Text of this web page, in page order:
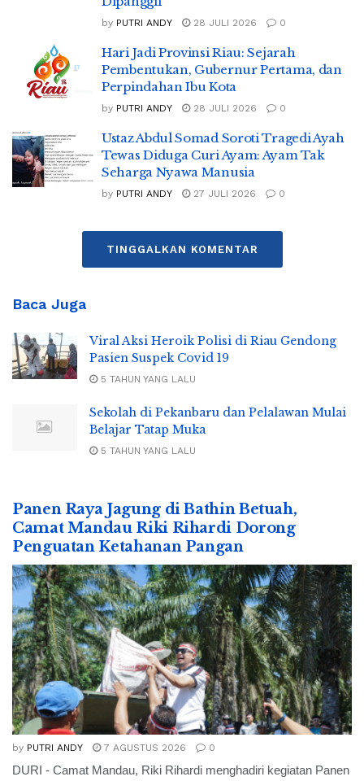
by PUTRI ANDY 28 JULI 2026 0
Hari Jadi Provinsi Riau: Sejarah
Pembentukan, Gubernur Pertama, dan
Perpindahan Ibu Kota
by PUTRI ANDY 28 JULI 2026 0
Ustaz Abdul Somad Soroti Tragedi Ayah
Tewas Diduga Curi Ayam: Ayam Tak
Seharga Nyawa Manusia
by PUTRI ANDY 27 JULI 2026 0
TINGGALKAN KOMENTAR
Baca Juga
Viral Aksi Heroik Polisi di Riau Gendong
Pasien Suspek Covid 19
5 TAHUN YANG LALU
Sekolah di Pekanbaru dan Pelalawan Mulai
Belajar Tatap Muka
5 TAHUN YANG LALU
Panen Raya Jagung di Bathin Betuah,
Camat Mandau Riki Rihardi Dorong
Penguatan Ketahanan Pangan
by PUTRI ANDY 7 AGUSTUS 2026 0
DURI - Camat Mandau, Riki Rihardi menghadiri kegiatan Panen